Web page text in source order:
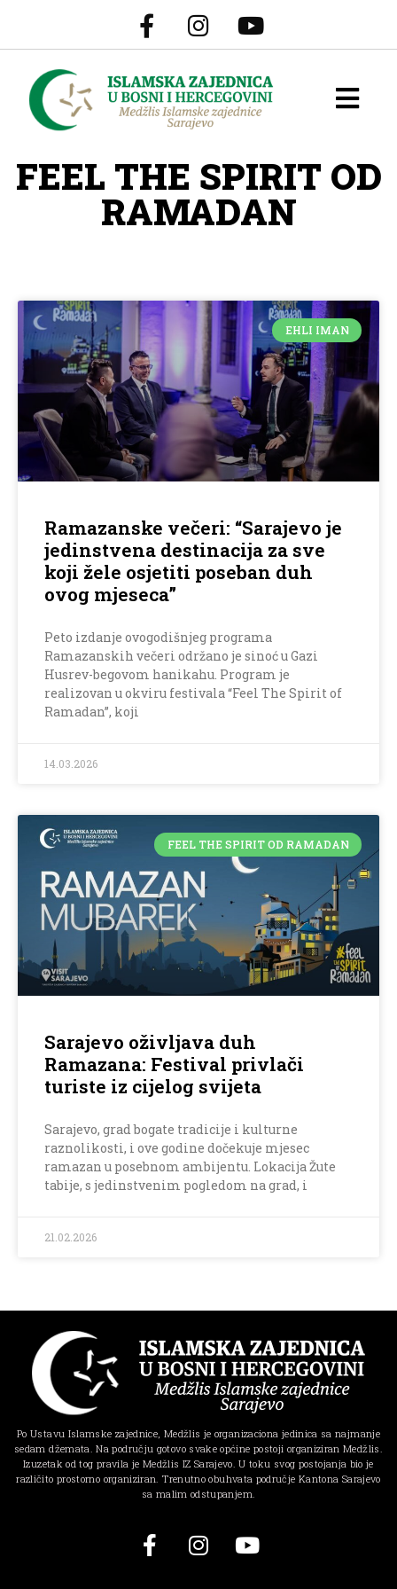
FEEL THE SPIRIT OD
RAMADAN
EHLI IMAN
Ramazanske večeri: “Sarajevo je
jedinstvena destinacija za sve
koji žele osjetiti poseban duh
ovog mjeseca”
Peto izdanje ovogodišnjeg programa
Ramazanskih večeri održano je sinoć u Gazi
Husrev-begovom hanikahu. Program je
realizovan u okviru festivala “Feel The Spirit of
Ramadan”, koji
14.03.2026
FEEL THE SPIRIT OD RAMADAN
Sarajevo oživljava duh
Ramazana: Festival privlači
turiste iz cijelog svijeta
Sarajevo, grad bogate tradicije i kulturne
raznolikosti, i ove godine dočekuje mjesec
ramazan u posebnom ambijentu. Lokacija Žute
tabije, s jedinstvenim pogledom na grad, i
21.02.2026
Po Ustavu Islamske zajednice, Medžlis je organizaciona jedinica sa najmanje
sedam džemata. Na području gotovo svake općine postoji organiziran Medžlis.
Izuzetak od tog pravila je Medžlis IZ Sarajevo. U toku svog postojanja bio je
različito prostorno organiziran. Trenutno obuhvata područje Kantona Sarajevo
sa malim odstupanjem.